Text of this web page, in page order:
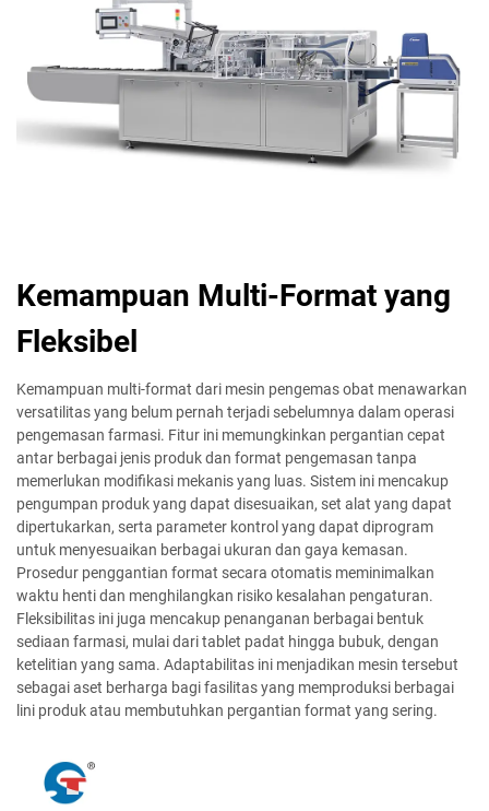
Kemampuan Multi-Format yang
Fleksibel
Kemampuan multi-format dari mesin pengemas obat menawarkan
versatilitas yang belum pernah terjadi sebelumnya dalam operasi
pengemasan farmasi. Fitur ini memungkinkan pergantian cepat
antar berbagai jenis produk dan format pengemasan tanpa
memerlukan modifikasi mekanis yang luas. Sistem ini mencakup
pengumpan produk yang dapat disesuaikan, set alat yang dapat
dipertukarkan, serta parameter kontrol yang dapat diprogram
untuk menyesuaikan berbagai ukuran dan gaya kemasan.
Prosedur penggantian format secara otomatis meminimalkan
waktu henti dan menghilangkan risiko kesalahan pengaturan.
Fleksibilitas ini juga mencakup penanganan berbagai bentuk
sediaan farmasi, mulai dari tablet padat hingga bubuk, dengan
ketelitian yang sama. Adaptabilitas ini menjadikan mesin tersebut
sebagai aset berharga bagi fasilitas yang memproduksi berbagai
lini produk atau membutuhkan pergantian format yang sering.